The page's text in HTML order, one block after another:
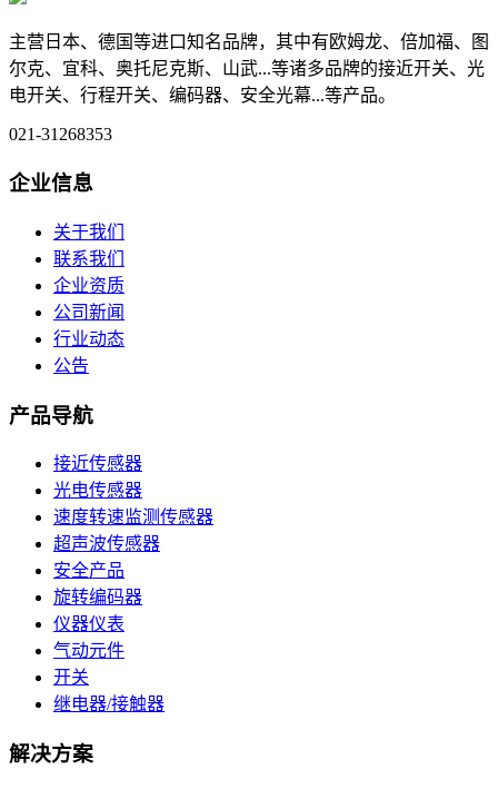
主营日本、德国等进口知名品牌，其中有欧姆龙、倍加福、图
尔克、宜科、奥托尼克斯、山武...等诸多品牌的接近开关、光
电开关、行程开关、编码器、安全光幕...等产品。
021-31268353
企业信息
关于我们
联系我们
企业资质
公司新闻
行业动态
公告
产品导航
接近传感器
光电传感器
速度转速监测传感器
超声波传感器
安全产品
旋转编码器
仪器仪表
气动元件
开关
继电器/接触器
解决方案